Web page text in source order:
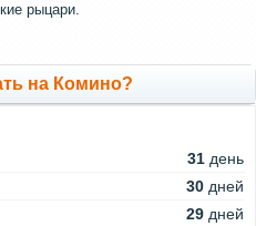
рыцари.
на Комино?
31 день
30 дней
29 дней